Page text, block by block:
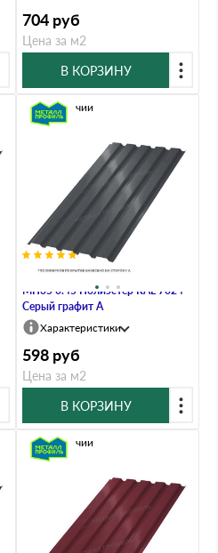
704 руб
Цена за м2
В КОРЗИНУ
Профлист Металл Профиль
МП35 0.45 Полиэстер RAL 7024
Серый графит A
В наличии
Характеристики
598 руб
Цена за м2
В КОРЗИНУ
В наличии